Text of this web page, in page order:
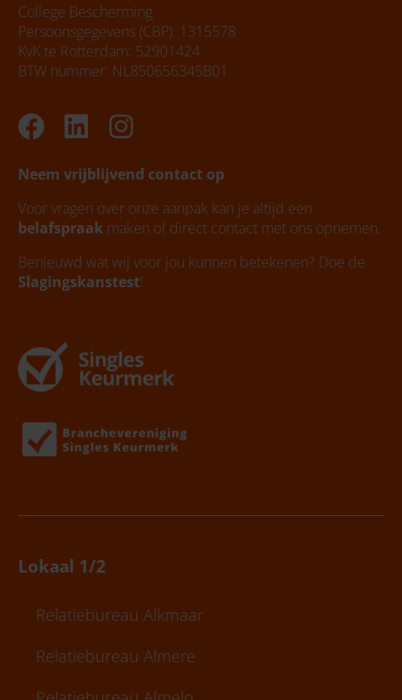
College Bescherming
Persoonsgegevens (CBP): 1315578
KvK te Rotterdam: 52901424
BTW nummer: NL850656345B01
Facebook
LinkedinInstagram
Neem vrijblijvend contact op
Voor vragen over onze aanpak kan je altijd een
belafspraak maken of direct contact met ons opnemen.
Benieuwd wat wij voor jou kunnen betekenen? Doe de
Slagingskanstest!
Lokaal 1/2
Relatiebureau Alkmaar
Relatiebureau Almere